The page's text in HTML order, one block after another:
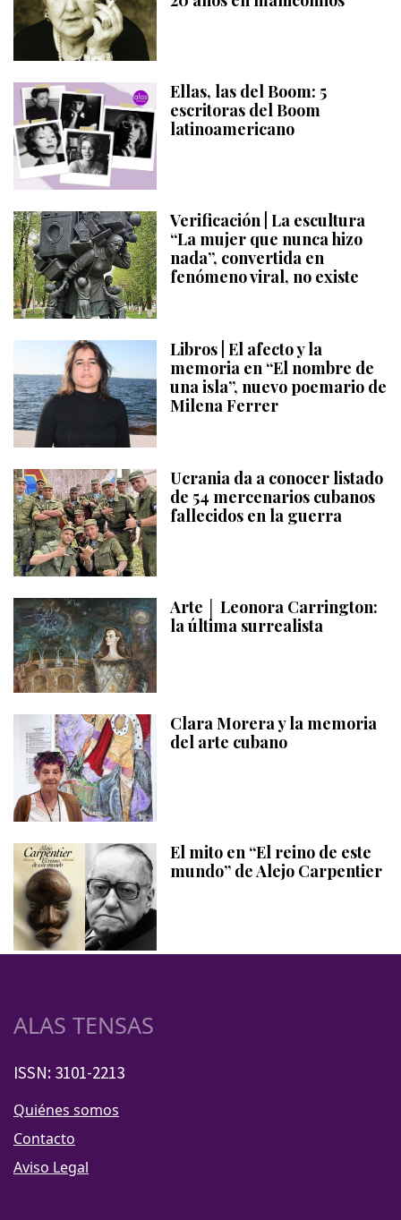
Ellas, las del Boom: 5
escritoras del Boom
latinoamericano
Verificación | La escultura
“La mujer que nunca hizo
nada”, convertida en
fenómeno viral, no existe
Libros | El afecto y la
memoria en “El nombre de
una isla”, nuevo poemario de
Milena Ferrer
Ucrania da a conocer listado
de 54 mercenarios cubanos
fallecidos en la guerra
Arte │ Leonora Carrington:
la última surrealista
Clara Morera y la memoria
del arte cubano
El mito en “El reino de este
mundo” de Alejo Carpentier
ALAS TENSAS
ISSN: 3101-2213
Quiénes somos
Contacto
Aviso Legal